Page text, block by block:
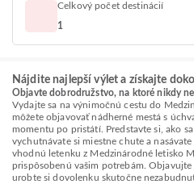
Celkový počet destinácií
1
Nájdite najlepší výlet a získajte
Objavte dobrodružstvo, na ktoré nikdy
Vydajte sa na výnimočnú cestu do
môžete objavovať nádherné mestá s
momentu po pristátí. Predstavte si, ako
vychutnávate si miestne chute a
vhodnú letenku z Medzinárodné letisko
prispôsobenú vašim potrebám.
urobte si dovolenku skutočne